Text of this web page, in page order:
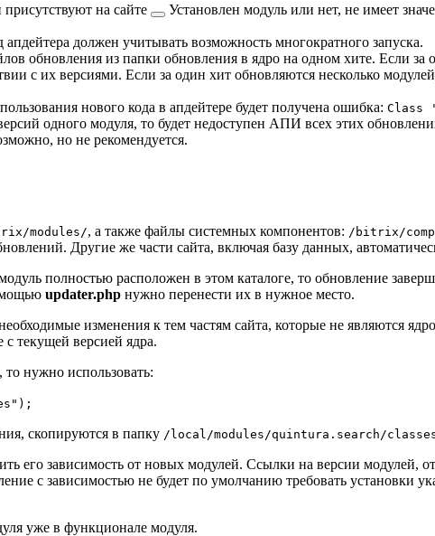
присутствуют на сайте Установлен модуль или нет, не имеет
должен учитывать возможность многократного запуска.
обновления из папки обновления в ядро на одном хите. Если за
с их версиями. Если за один хит обновляются несколько
нового кода в апдейтере будет получена ошибка: Class
одного модуля, то будет недоступен АПИ всех этих
но не рекомендуется.
modules/, а также файлы системных компонентов: /bitrix/
Другие же части сайта, включая базу данных,
полностью расположен в этом каталоге, то обновление
updater.php нужно перенести их в нужное место.
изменения к тем частям сайта, которые не являются
текущей версией ядра.
нужно использовать:
скопируются в папку /local/modules/quintura.search/
его зависимость от новых модулей. Ссылки на версии модулей,
с зависимостью не будет по умолчанию требовать установки
уже в функционале модуля.